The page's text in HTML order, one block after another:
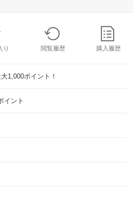
り 閲覧履歴 購入履歴
1,000ポイント！
イント